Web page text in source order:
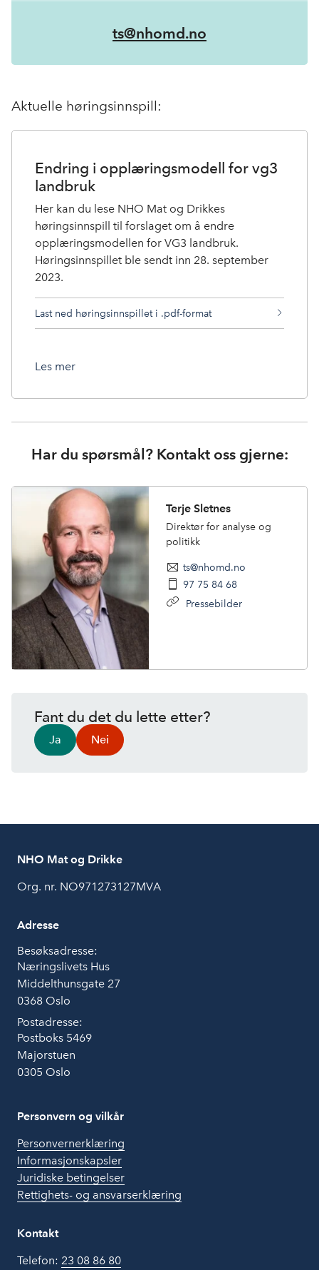
ts@nhomd.no
Aktuelle høringsinnspill:
Endring i opplæringsmodell for vg3
landbruk
Her kan du lese NHO Mat og Drikkes
høringsinnspill til forslaget om å endre
opplæringsmodellen for VG3 landbruk.
Høringsinnspillet ble sendt inn 28. september
2023.
Last ned høringsinnspillet i .pdf-format
Les mer
Har du spørsmål? Kontakt oss gjerne:
Terje Sletnes
Direktør for analyse og
politikk
ts@nhomd.no
97 75 84 68
Pressebilder
Fant du det du lette etter?
Ja Nei
NHO Mat og Drikke
Org. nr. NO971273127MVA
Adresse
Besøksadresse:
Næringslivets Hus
Middelthunsgate 27
0368 Oslo
Postadresse:
Postboks 5469
Majorstuen
0305 Oslo
Personvern og vilkår
Personvernerklæring
Informasjonskapsler
Juridiske betingelser
Rettighets- og ansvarserklæring
Kontakt
Telefon: 23 08 86 80